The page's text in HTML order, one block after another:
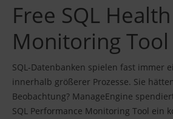
Free SQL Health
Monitoring Tool
SQL-Datenbanken spielen fast immer
innerhalb größerer Prozesse. Sie
Beobachtung? ManageEngine
SQL Performance Monitoring Tool ein